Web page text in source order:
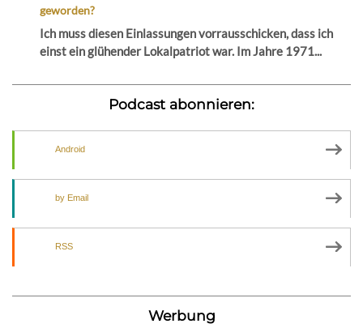
geworden?
Ich muss diesen Einlassungen vorrausschicken, dass ich
einst ein glühender Lokalpatriot war. Im Jahre 1971...
Podcast abonnieren:
Android
by Email
RSS
Werbung